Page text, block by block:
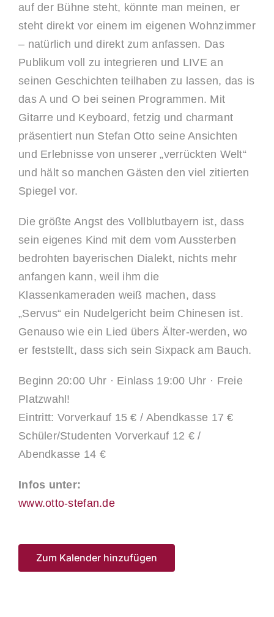
auf der Bühne steht, könnte man meinen, er
steht direkt vor einem im eigenen Wohnzimmer
– natürlich und direkt zum anfassen. Das
Publikum voll zu integrieren und LIVE an
seinen Geschichten teilhaben zu lassen, das is
das A und O bei seinen Programmen. Mit
Gitarre und Keyboard, fetzig und charmant
präsentiert nun Stefan Otto seine Ansichten
und Erlebnisse von unserer „verrückten Welt“
und hält so manchen Gästen den viel zitierten
Spiegel vor.
Die größte Angst des Vollblutbayern ist, dass
sein eigenes Kind mit dem vom Aussterben
bedrohten bayerischen Dialekt, nichts mehr
anfangen kann, weil ihm die
Klassenkameraden weiß machen, dass
„Servus“ ein Nudelgericht beim Chinesen ist.
Genauso wie ein Lied übers Älter-werden, wo
er feststellt, dass sich sein Sixpack am Bauch.
Beginn 20:00 Uhr · Einlass 19:00 Uhr · Freie
Platzwahl!
Eintritt: Vorverkauf 15 € / Abendkasse 17 €
Schüler/Studenten Vorverkauf 12 € /
Abendkasse 14 €
Infos unter:
www.otto-stefan.de
Zum Kalender hinzufügen